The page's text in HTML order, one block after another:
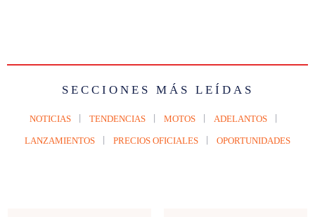
SECCIONES MÁS LEÍDAS
NOTICIAS TENDENCIAS MOTOS ADELANTOS
LANZAMIENTOS PRECIOS OFICIALES OPORTUNIDADES